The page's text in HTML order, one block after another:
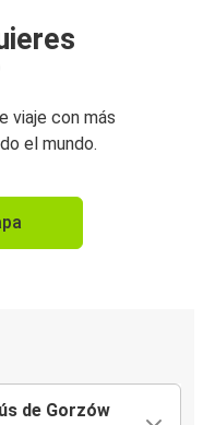
viaje con más
el mundo.
de Gorzów